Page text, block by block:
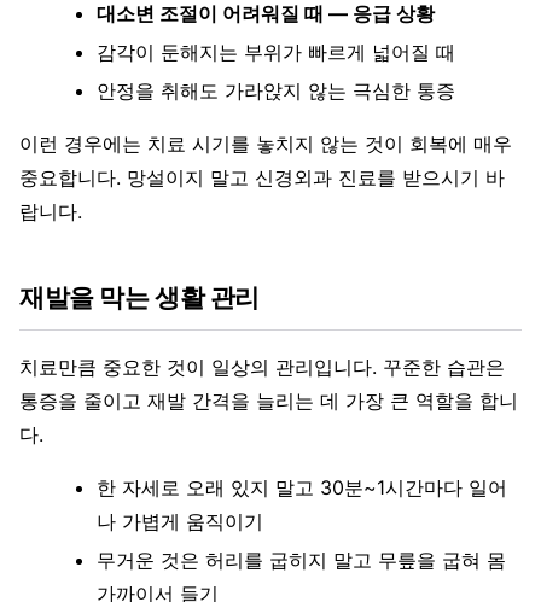
대소변 조절이 어려워질 때 — 응급 상황
감각이 둔해지는 부위가 빠르게 넓어질 때
안정을 취해도 가라앉지 않는 극심한 통증
이런 경우에는 치료 시기를 놓치지 않는 것이 회복에 매우
중요합니다. 망설이지 말고 신경외과 진료를 받으시기 바
랍니다.
재발을 막는 생활 관리
치료만큼 중요한 것이 일상의 관리입니다. 꾸준한 습관은
통증을 줄이고 재발 간격을 늘리는 데 가장 큰 역할을 합니
다.
한 자세로 오래 있지 말고 30분~1시간마다 일어
나 가볍게 움직이기
무거운 것은 허리를 굽히지 말고 무릎을 굽혀 몸
가까이서 들기